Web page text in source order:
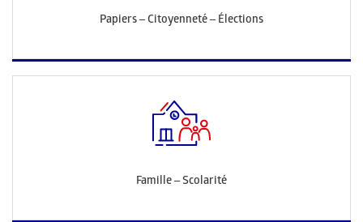
Papiers – Citoyenneté – Élections
Famille – Scolarité